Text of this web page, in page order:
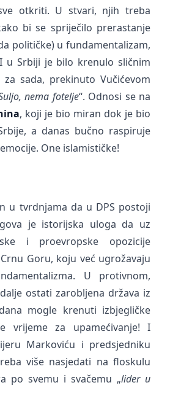
otkriti. U stvari, njih treba
bi se spriječilo prerastanje
političke) u fundamentalizam,
u Srbiji je bilo krenulo sličnim
sada, prekinuto Vučićevom
nema fotelje“. Odnosi se na
, koji je bio miran dok je bio
a danas bučno raspiruje
One islamističke!
u tvrdnjama da u DPS postoji
je istorijska uloga da uz
i proevropske opozicije
Goru, koju već ugrožavaju
U protivnom,
ostati zarobljena država iz
mogle krenuti izbjegličke
vrijeme za upamećivanje! I
Markoviću i predsjedniku
više nasjedati na floskulu
po svemu i svačemu „lider u